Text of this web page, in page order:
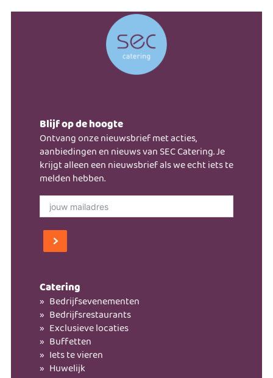
Blijf op de hoogte
Ontvang onze nieuwsbrief met acties,
aanbiedingen en nieuws van SEC Catering. Je
krijgt alleen een nieuwsbrief als we echt iets te
melden hebben.
Catering
Bedrijfsevenementen
Bedrijfsrestaurants
Exclusieve locaties
Buffetten
Iets te vieren
Huwelijk